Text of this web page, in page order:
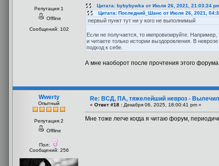
Репутация 1
Offline
Сообщений: 102
Цитата: bybybywka от Июля 26, 2021, 21:03:24
Цитата: Последний_Шанс от Июля 26, 2021,
первый пункт тут ни у кого не выполнимый
Если не получается, то импровизируйте.
и читаете только истории выздоровления. В
подход к себе.
А мне наоборот после прочтения этого форума
Wwerty
Опытный
Репутация 2
Offline
Пол:
Сообщений: 256
Re: ВСД, ПА, тяжелейший невроз -
« Ответ #18 : Декабря 06, 2025, 18:00:41 pm »
Мне тоже легче когда я читаю форум,